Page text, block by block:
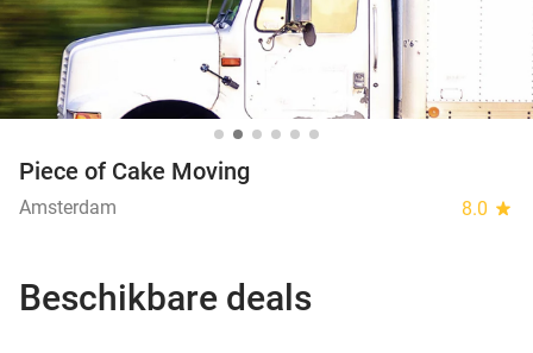
Piece of Cake Moving
Amsterdam 8.0 star
Beschikbare deals